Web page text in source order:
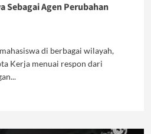
Sebagai Agen Perubahan
di berbagai wilayah,
Kerja menuai respon dari